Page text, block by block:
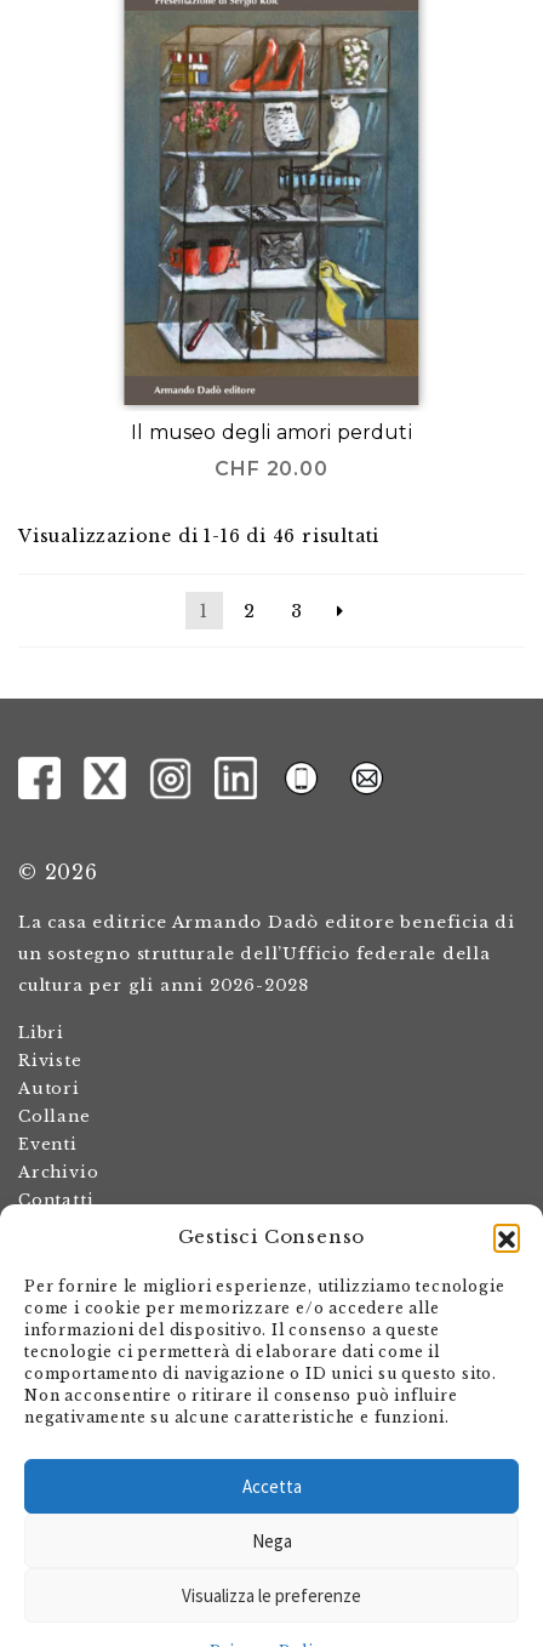
Gestisci Consenso
Per fornire le migliori esperienze, utilizziamo tecnologie
come i cookie per memorizzare e/o accedere alle
informazioni del dispositivo. Il consenso a queste
tecnologie ci permetterà di elaborare dati come il
comportamento di navigazione o ID unici su questo sito.
Non acconsentire o ritirare il consenso può influire
negativamente su alcune caratteristiche e funzioni.
Accetta
Nega
Visualizza le preferenze
Il museo degli amori perduti
CHF 20.00
Visualizzazione di 1-16 di 46 risultati
1 2 3
© 2026
La casa editrice Armando Dadò editore beneficia di
un sostegno strutturale dell’Ufficio federale della
cultura per gli anni 2026-2028
Libri
Riviste
Autori
Collane
Eventi
Archivio
Contatti
Termini e condizioni
Spese di spedizione
Politica dei resi
Informativa sulla privacy
Il mio account
Carrello
Via Giovanni Antonio Orelli 29
Casella postale 563